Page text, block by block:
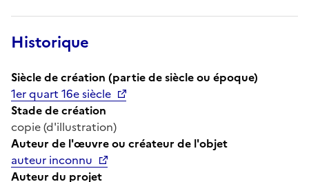
Historique
Siècle de création (partie de siècle ou époque)
1er quart 16e siècle
Stade de création
copie (d'illustration)
Auteur de l'œuvre ou créateur de l'objet
auteur inconnu
Auteur du projet